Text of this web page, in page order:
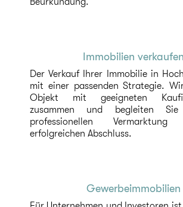
Immobilien verkaufen
Der Verkauf Ihrer Immobilie in
mit einer passenden Strategie.
Objekt mit geeigneten
zusammen und begleiten
professionellen
erfolgreichen Abschluss.
Gewerbeimmobilien